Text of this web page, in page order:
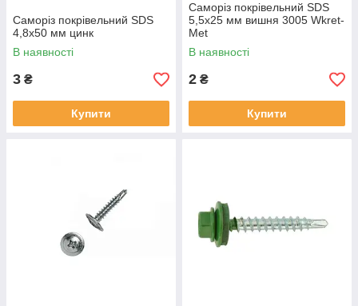
Саморіз покрівельний SDS
4,8х50 мм цинк
В наявності
3 ₴
Купити
Саморіз покрівельний SDS
5,5х25 мм вишня 3005 Wkret-
Met
В наявності
2 ₴
Купити